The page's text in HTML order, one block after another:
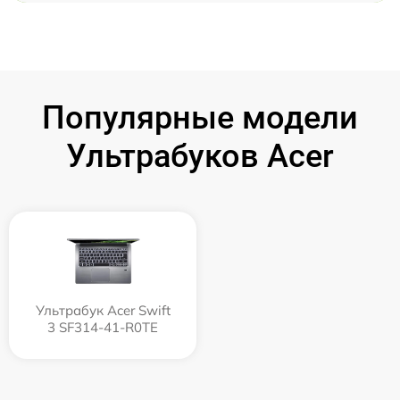
Популярные модели
Ультрабуков Acer
Ультрабук Acer Swift
3 SF314-41-R0TE